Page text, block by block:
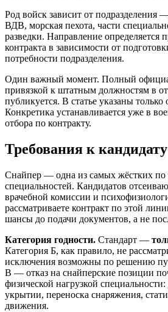
Род войск зависит от подразделения
ВДВ, морская пехота, части
разведки. Направление определяется
контракта в зависимости от
потребности подразделения.
Один важный момент. Полный
привязкой к штатным должностям в
публикуется. В статье указаны
Конкретика устанавливается уже в
отбора по контракту.
Требования к
Снайпер — одна из самых жёстких по
специальностей. Кандидатов
врачебной комиссии и
рассматриваете контракт по этой
шансы до подачи документов, а не
Категория годности. Стандарт —
Категория Б, как правило, не
исключения возможны по решению
В — отказ на снайперские позиции
физической нагрузкой
укрытии, переноска снаряжения,
движения.